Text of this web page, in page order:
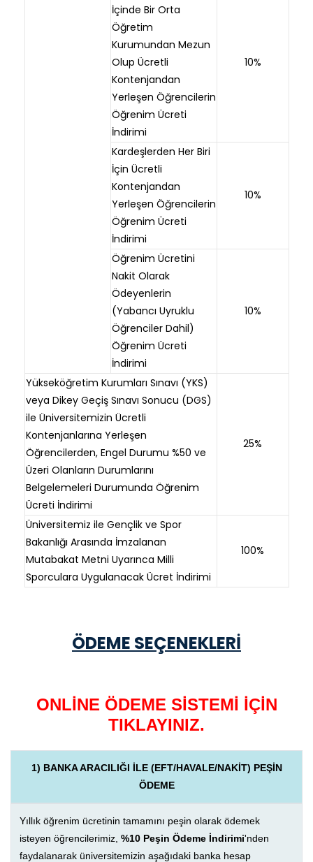
İçinde Bir Orta
Öğretim
Kurumundan Mezun
Olup Ücretli
Kontenjandan
Yerleşen Öğrencilerin
Öğrenim Ücreti
İndirimi
10%
Kardeşlerden Her Biri
İçin Ücretli
Kontenjandan
Yerleşen Öğrencilerin
Öğrenim Ücreti
İndirimi
10%
Öğrenim Ücretini
Nakit Olarak
Ödeyenlerin
(Yabancı Uyruklu
Öğrenciler Dahil)
Öğrenim Ücreti
İndirimi
10%
Yükseköğretim Kurumları Sınavı (YKS)
veya Dikey Geçiş Sınavı Sonucu (DGS)
ile Üniversitemizin Ücretli
Kontenjanlarına Yerleşen
Öğrencilerden, Engel Durumu %50 ve
Üzeri Olanların Durumlarını
Belgelemeleri Durumunda Öğrenim
Ücreti İndirimi
25%
Üniversitemiz ile Gençlik ve Spor
Bakanlığı Arasında İmzalanan
Mutabakat Metni Uyarınca Milli
Sporculara Uygulanacak Ücret İndirimi
100%
ÖDEME SEÇENEKLERİ
ONLİNE ÖDEME SİSTEMİ İÇİN
TIKLAYINIZ.
1) BANKA ARACILIĞI İLE (EFT/HAVALE/NAKİT) PEŞİN
ÖDEME
Yıllık öğrenim ücretinin tamamını peşin olarak ödemek
isteyen öğrencilerimiz, %10 Peşin Ödeme İndirimi'nden
faydalanarak üniversitemizin aşağıdaki banka hesap